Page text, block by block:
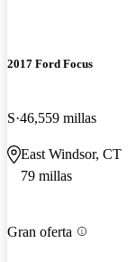
2017 Ford Focus
S 46,559 millas
East Windsor, CT
79 millas
Gran oferta